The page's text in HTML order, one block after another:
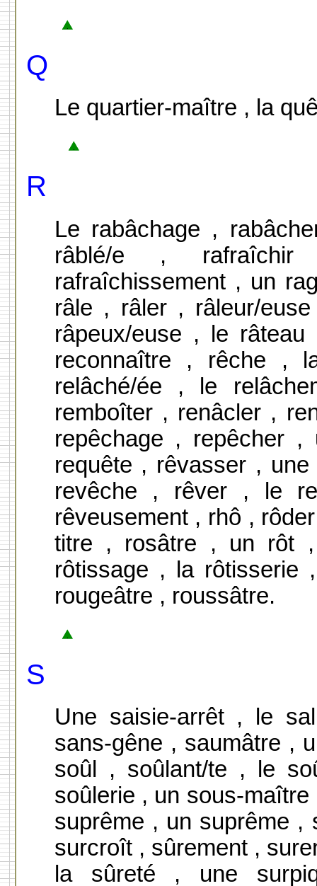
Q
Le quartier-maître , la
R
Le rabâchage ,
râblé/e ,
rafraîchissement , un
râle , râler , râleur/
râpeux/euse , le
reconnaître , rêche ,
relâché/ée , le
remboîter , renâcler ,
repêchage , repêcher
requête , rêvasser ,
revêche , rêver , le
rêveusement , rhô ,
titre , rosâtre , un rôt
rôtissage , la rôtisserie
rougeâtre , roussâtre.
S
Une saisie-arrêt , le
sans-gêne , saumâtre ,
soûl , soûlant/te , le
soûlerie , un sous-
suprême , un suprême ,
surcroît , sûrement ,
la sûreté , une